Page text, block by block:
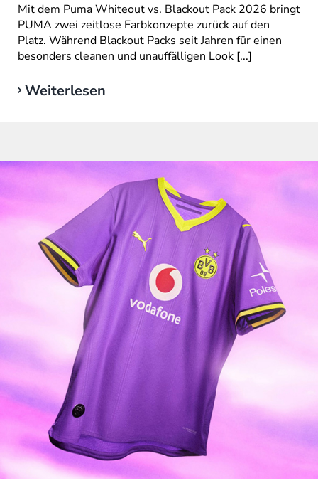
Mit dem Puma Whiteout vs. Blackout Pack 2026 bringt
PUMA zwei zeitlose Farbkonzepte zurück auf den
Platz. Während Blackout Packs seit Jahren für einen
besonders cleanen und unauffälligen Look [...]
Weiterlesen